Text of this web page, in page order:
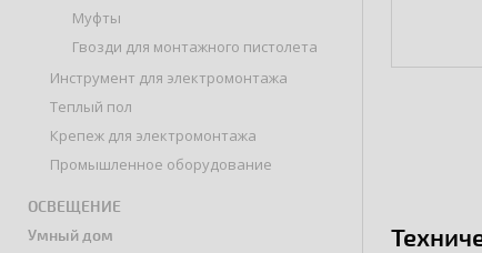
Муфты
Гвозди для монтажного пистолета
Инструмент для электромонтажа
Теплый пол
Крепеж для электромонтажа
Промышленное оборудование
ОСВЕЩЕНИЕ
Умный дом